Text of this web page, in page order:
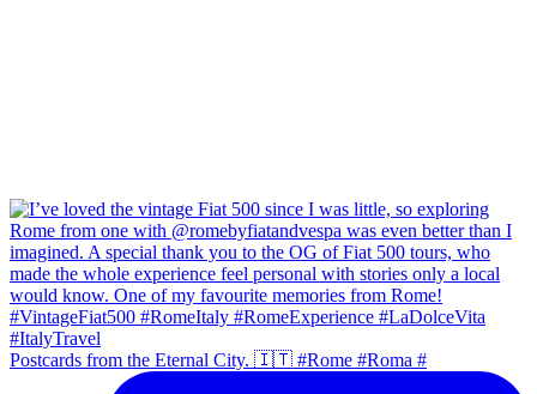
Postcards from the Eternal City. 🇮🇹 #Rome #Roma #